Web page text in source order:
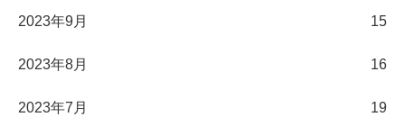
2023年9月 15
2023年8月 16
2023年7月 19